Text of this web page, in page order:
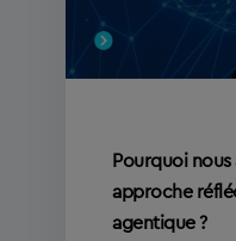
Pourquoi
approche
agentique ?